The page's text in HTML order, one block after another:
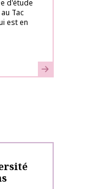
d'étude
Tac
est en
En savoir plus